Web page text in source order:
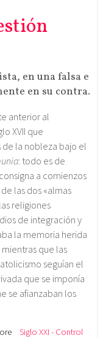
en una falsa e
en su contra.
anterior al
XVII que
la nobleza bajo el
: todo es de
a comienzos
las dos «almas
religiones
de integración y
la memoria herida
que las
seguían el
que se imponía
se afianzaban los
Siglo XXI - Control